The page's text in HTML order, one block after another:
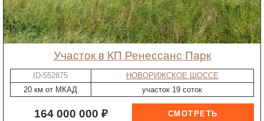
участок в КП Ренессанс Парк
ID-552875
НОВОРИЖСКОЕ ШОССЕ
20 км от МКАД
участок 19 соток
164 000 000 ₽